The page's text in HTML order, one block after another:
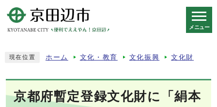
メニュー
現在位置 ホーム 文化・教育 文化振興 文化財
京都府暫定登録文化財に「絹本